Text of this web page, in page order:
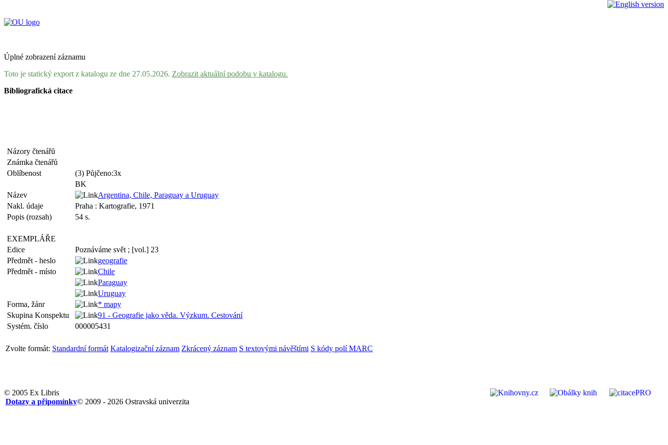
Úplné zobrazení záznamu
Toto je statický export z katalogu ze dne 27.05.2026. Zobrazit aktuální podobu v katalogu.
Bibliografická citace
Názory čtenářů
Známka čtenářů
Oblíbenost
(3) Půjčeno:3x
BK
Název
Argentina, Chile, Paraguay a Uruguay
Nakl. údaje
Praha : Kartografie, 1971
Popis (rozsah)
54 s.
EXEMPLÁŘE
Edice
Poznáváme svět ; [vol.] 23
Předmět - heslo
geografie
Předmět - místo
Chile
Paraguay
Uruguay
Forma, žánr
* mapy
Skupina Konspektu
91 - Geografie jako věda. Výzkum. Cestování
Systém. číslo
000005431
Zvolte formát: Standardní formát Katalogizační záznam Zkrácený záznam S textovými návěštími S kódy polí MARC
© 2005 Ex Libris
© 2009 - 2026 Ostravská univerzita
Dotazy a připomínky